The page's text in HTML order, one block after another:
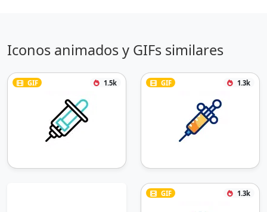
Iconos animados y GIFs similares
GIF 1.5k GIF 1.3k
GIF 1.3k